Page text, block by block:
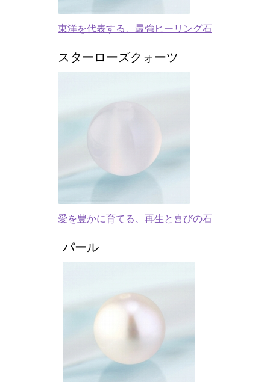
東洋を代表する、最強ヒーリング石
スターローズクォーツ
愛を豊かに育てる、再生と喜びの石
パール